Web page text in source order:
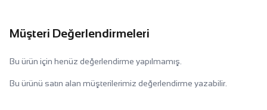
Müşteri Değerlendirmeleri
Bu ürün için henüz değerlendirme yapılmamış.
Bu ürünü satın alan müşterilerimiz değerlendirme yazabilir.